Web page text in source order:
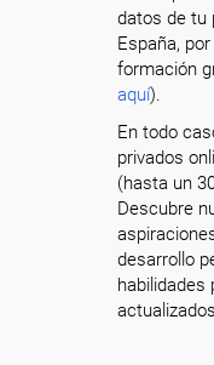
datos de tu
España,
formación
aquí).
En todo
privados
(hasta un
Descubre
desarrollo
habilidades